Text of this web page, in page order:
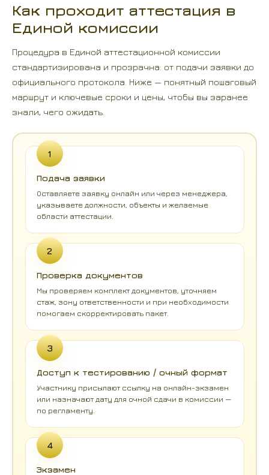
Как проходит аттестация в
Единой комиссии
Процедура в Единой аттестационной комиссии
стандартизирована и прозрачна: от подачи заявки до
официального протокола. Ниже — понятный пошаговый
маршрут и ключевые сроки и цены, чтобы вы заранее
знали, чего ожидать.
1
Подача заявки
Оставляете заявку онлайн или через менеджера,
указываете должности, объекты и желаемые
области аттестации.
2
Проверка документов
Мы проверяем комплект документов, уточняем
стаж, зону ответственности и при необходимости
помогаем скорректировать пакет.
3
Доступ к тестированию / очный формат
Участнику присылают ссылку на онлайн-экзамен
или назначают дату для очной сдачи в комиссии —
по регламенту.
4
Экзамен